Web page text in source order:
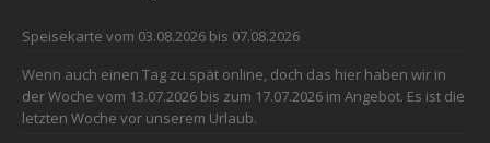
Speisekarte vom 03.08.2026 bis 07.08.2026
Wenn auch einen Tag zu spät online, doch das hier haben wir in
der Woche vom 13.07.2026 bis zum 17.07.2026 im Angebot. Es ist die
letzten Woche vor unserem Urlaub.